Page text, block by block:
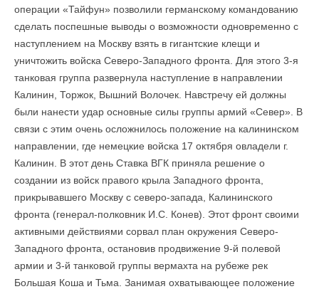
операции «Тайфун» позволили германскому командованию
сделать поспешные выводы о возможности одновременно с
наступлением на Москву взять в гигантские клещи и
уничтожить войска Северо-Западного фронта. Для этого 3-я
танковая группа развернула наступление в направлении
Калинин, Торжок, Вышний Волочек. Навстречу ей должны
были нанести удар основные силы группы армий «Север». В
связи с этим очень осложнилось положение на калининском
направлении, где немецкие войска 17 октября овладели г.
Калинин. В этот день Ставка ВГК приняла решение о
создании из войск правого крыла Западного фронта,
прикрывавшего Москву с северо-запада, Калининского
фронта (генерал-полковник И.С. Конев). Этот фронт своими
активными действиями сорвал план окружения Северо-
Западного фронта, остановив продвижение 9-й полевой
армии и 3-й танковой группы вермахта на рубеже рек
Большая Коша и Тьма. Занимая охватывающее положение